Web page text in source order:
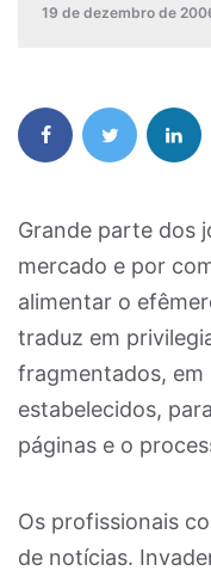
19 de dezembro de
Grande parte dos
mercado e por
alimentar o
traduz em
fragmentados,
estabelecidos,
páginas e o
Os profissionais
de notícias.